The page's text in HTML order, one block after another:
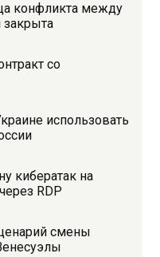
конфликта между
со
использовать
кибератак на
RDP
смены